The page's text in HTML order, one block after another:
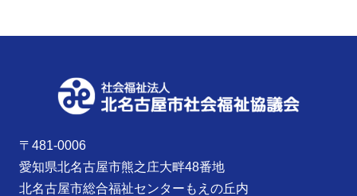
〒481-0006
愛知県北名古屋市熊之庄大畔48番地
北名古屋市総合福祉センターもえの丘内